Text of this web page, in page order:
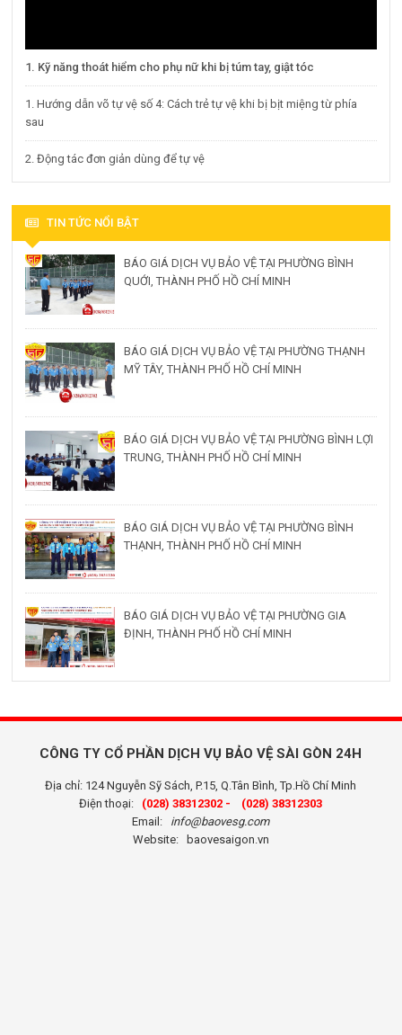
1. Kỹ năng thoát hiểm cho phụ nữ khi bị túm tay, giật tóc
1. Hướng dẫn võ tự vệ số 4: Cách trẻ tự vệ khi bị bịt miệng từ phía
sau
2. Động tác đơn giản dùng để tự vệ
TIN TỨC NỔI BẬT
BÁO GIÁ DỊCH VỤ BẢO VỆ TẠI PHƯỜNG BÌNH
QUỚI, THÀNH PHỐ HỒ CHÍ MINH
BÁO GIÁ DỊCH VỤ BẢO VỆ TẠI PHƯỜNG THẠNH
MỸ TÂY, THÀNH PHỐ HỒ CHÍ MINH
BÁO GIÁ DỊCH VỤ BẢO VỆ TẠI PHƯỜNG BÌNH LỢI
TRUNG, THÀNH PHỐ HỒ CHÍ MINH
BÁO GIÁ DỊCH VỤ BẢO VỆ TẠI PHƯỜNG BÌNH
THẠNH, THÀNH PHỐ HỒ CHÍ MINH
BÁO GIÁ DỊCH VỤ BẢO VỆ TẠI PHƯỜNG GIA
ĐỊNH, THÀNH PHỐ HỒ CHÍ MINH
CÔNG TY CỔ PHẦN DỊCH VỤ BẢO VỆ SÀI GÒN 24H
Địa chỉ: 124 Nguyễn Sỹ Sách, P.15, Q.Tân Bình, Tp.Hồ Chí Minh
Điện thoại: (028) 38312302 -
(028) 38312303
Email: info@baovesg.com
Website:
baovesaigon.vn